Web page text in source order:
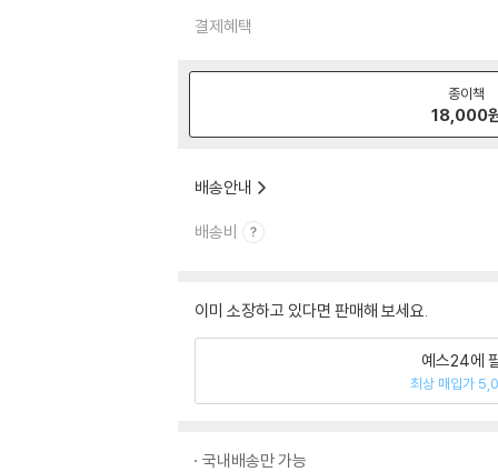
결제혜택
종이책
18,000
배송안내
배송비
이미 소장하고 있다면 판매해 보세요.
예스24에
최상 매입가
국내배송만 가능